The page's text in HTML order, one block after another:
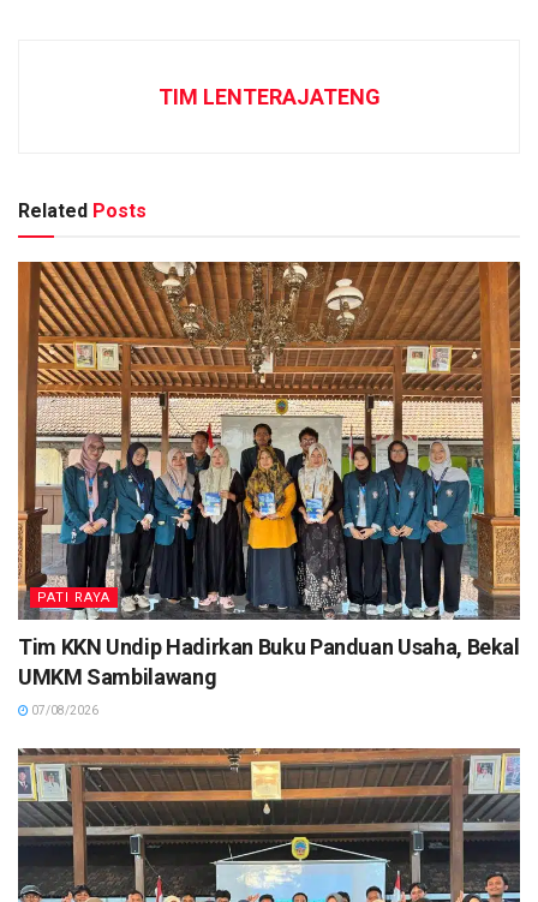
TIM LENTERAJATENG
Related Posts
PATI RAYA
Tim KKN Undip Hadirkan Buku Panduan Usaha, Bekal
UMKM Sambilawang
07/08/2026